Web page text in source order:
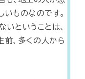
いものなのです。
いということは、
、多くの人から